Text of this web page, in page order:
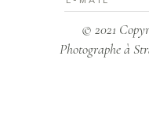
© 2021
Photographe à